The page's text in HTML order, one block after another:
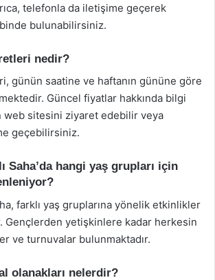
telefonla da iletişime geçerek
bulunabilirsiniz.
nedir?
günün saatine ve haftanın gününe göre
Güncel fiyatlar hakkında bilgi
web sitesini ziyaret edebilir veya
geçebilirsiniz.
Saha’da hangi yaş grupları için
farklı yaş gruplarına yönelik etkinlikler
Gençlerden yetişkinlere kadar herkesin
ve turnuvalar bulunmaktadır.
olanakları nelerdir?